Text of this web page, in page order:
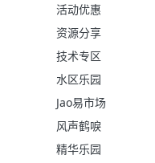
活动优惠
资源分享
技术专区
水区乐园
Jao易市场
风声鹤唳
精华乐园